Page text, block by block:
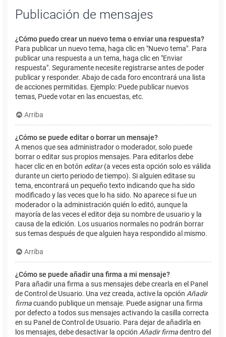
Publicación de mensajes
¿Cómo puedo crear un nuevo tema o enviar una respuesta?
Para publicar un nuevo tema, haga clic en "Nuevo tema". Para
publicar una respuesta a un tema, haga clic en "Enviar
respuesta". Seguramente necesite registrarse antes de poder
publicar y responder. Abajo de cada foro encontrará una lista
de acciones permitidas. Ejemplo: Puede publicar nuevos
temas, Puede votar en las encuestas, etc.
Arriba
¿Cómo se puede editar o borrar un mensaje?
A menos que sea administrador o moderador, solo puede
borrar o editar sus propios mensajes. Para editarlos debe
hacer clic en en botón editar(a veces esta opción solo es válida
durante un cierto periodo de tiempo). Si alguien editase su
tema, encontrará un pequeño texto indicando que ha sido
modificado y las veces que lo ha sido. No aparece si fue un
moderador o la administración quién lo editó, aunque la
mayoría de las veces el editor deja su nombre de usuario y la
causa de la edición. Los usuarios normales no podrán borrar
sus temas después de que alguien haya respondido al mismo.
Arriba
¿Cómo se puede añadir una firma a mi mensaje?
Para añadir una firma a sus mensajes debe crearla en el Panel
de Control de Usuario. Una vez creada, active la opción Añadir
firmacuando publique un mensaje. Puede asignar una firma
por defecto a todos sus mensajes activando la casilla correcta
en su Panel de Control de Usuario. Para dejar de añadirla en
los mensajes, debe desactivar la opción Añadir firmadentro del